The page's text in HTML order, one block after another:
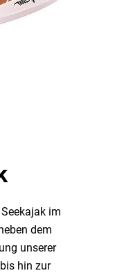
im
dem
unserer
hin zur